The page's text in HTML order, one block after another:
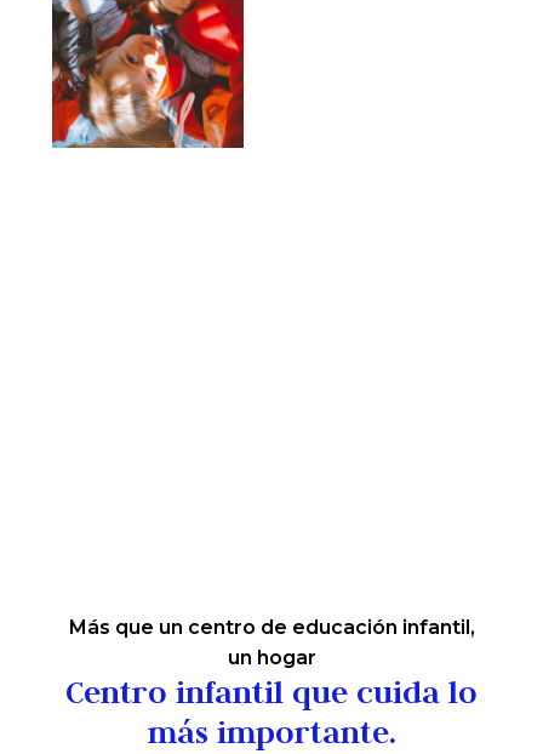
Más que un centro de educación infantil,
un hogar
Centro infantil que cuida lo
más importante.